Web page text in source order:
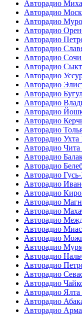
Авторадио
Авторадио
Авторадио
Авторадио
Авторадио
Авторадио
Авторадио
Авторадио
Авторадио
Авторадио
Авторадио
Авторадио
Авторадио
Авторадио
Авторадио
Авторадио Ухта
Авторадио
Авторадио
Авторадио
Авторадио
Авторадио
Авторадио
Авторадио
Авторадио
Авторадио
Авторадио
Авторадио
Авторадио
Авторадио
Авторадио
Авторадио
Авторадио
Авторадио
Авторадио
Авторадио